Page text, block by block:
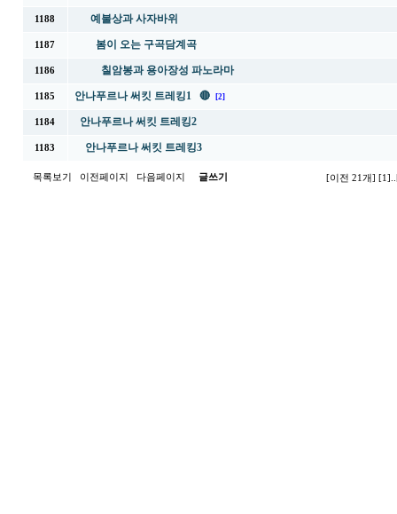
1188 예불상과 사자바위
1187 봄이 오는 구곡담계곡
1186 칠암봉과 용아장성 파노라마
1185 안나푸르나 써킷 트레킹1 🔴 [2]
1184 안나푸르나 써킷 트레킹2
1183 안나푸르나 써킷 트레킹3
목록보기 이전페이지 다음페이지 글쓰기 [이전 21개] [1]